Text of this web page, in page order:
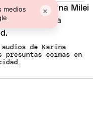
medios
×
de Karina
coimas en